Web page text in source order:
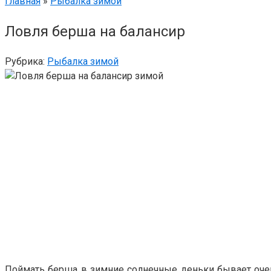
Ловля берша на балансир
Рубрика: Рыбалка зимой